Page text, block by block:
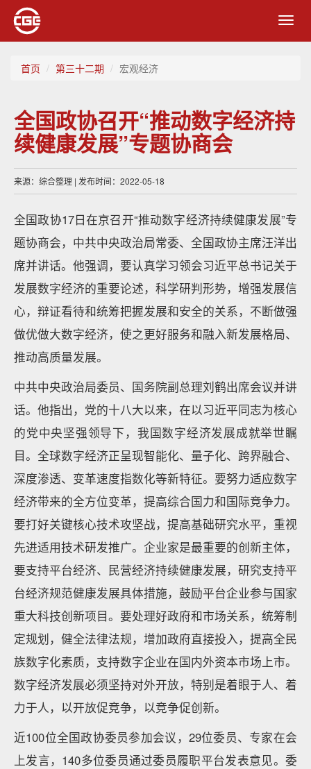
首页 第三十二期 宏观经济
全国政协召开“推动数字经济持
续健康发展”专题协商会
来源：综合整理 | 发布时间：2022-05-18
全国政协17日在京召开“推动数字经济持续健康发展”专
题协商会，中共中央政治局常委、全国政协主席汪洋出
席并讲话。他强调，要认真学习领会习近平总书记关于
发展数字经济的重要论述，科学研判形势，增强发展信
心，辩证看待和统筹把握发展和安全的关系，不断做强
做优做大数字经济，使之更好服务和融入新发展格局、
推动高质量发展。
中共中央政治局委员、国务院副总理刘鹤出席会议并讲
话。他指出，党的十八大以来，在以习近平同志为核心
的党中央坚强领导下，我国数字经济发展成就举世瞩
目。全球数字经济正呈现智能化、量子化、跨界融合、
深度渗透、变革速度指数化等新特征。要努力适应数字
经济带来的全方位变革，提高综合国力和国际竞争力。
要打好关键核心技术攻坚战，提高基础研究水平，重视
先进适用技术研发推广。企业家是最重要的创新主体，
要支持平台经济、民营经济持续健康发展，研究支持平
台经济规范健康发展具体措施，鼓励平台企业参与国家
重大科技创新项目。要处理好政府和市场关系，统筹制
定规划，健全法律法规，增加政府直接投入，提高全民
族数字化素质，支持数字企业在国内外资本市场上市。
数字经济发展必须坚持对外开放，特别是着眼于人、着
力于人，以开放促竞争，以竞争促创新。
近100位全国政协委员参加会议，29位委员、专家在会
上发言，140多位委员通过委员履职平台发表意见。委